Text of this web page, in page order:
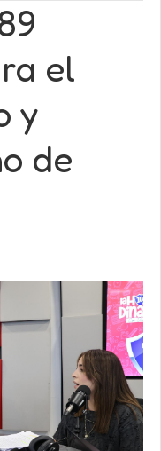
el
y
de